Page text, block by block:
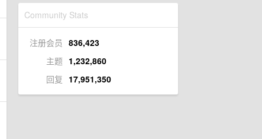
Community Stats
注册会员 836,423
主题 1,232,860
回复 17,951,350